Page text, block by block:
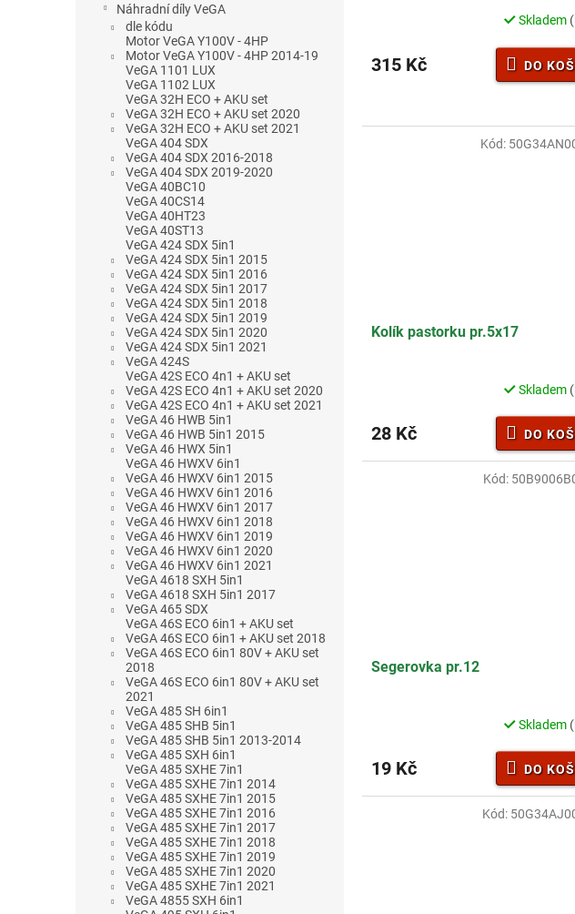
Náhradní díly VeGA
dle kódu
Motor VeGA Y100V - 4HP
Motor VeGA Y100V - 4HP 2014-19
VeGA 1101 LUX
VeGA 1102 LUX
VeGA 32H ECO + AKU set
VeGA 32H ECO + AKU set 2020
VeGA 32H ECO + AKU set 2021
VeGA 404 SDX
VeGA 404 SDX 2016-2018
VeGA 404 SDX 2019-2020
VeGA 40BC10
VeGA 40CS14
VeGA 40HT23
VeGA 40ST13
VeGA 424 SDX 5in1
VeGA 424 SDX 5in1 2015
VeGA 424 SDX 5in1 2016
VeGA 424 SDX 5in1 2017
VeGA 424 SDX 5in1 2018
VeGA 424 SDX 5in1 2019
VeGA 424 SDX 5in1 2020
VeGA 424 SDX 5in1 2021
VeGA 424S
VeGA 42S ECO 4n1 + AKU set
VeGA 42S ECO 4n1 + AKU set 2020
VeGA 42S ECO 4n1 + AKU set 2021
VeGA 46 HWB 5in1
VeGA 46 HWB 5in1 2015
VeGA 46 HWX 5in1
VeGA 46 HWXV 6in1
VeGA 46 HWXV 6in1 2015
VeGA 46 HWXV 6in1 2016
VeGA 46 HWXV 6in1 2017
VeGA 46 HWXV 6in1 2018
VeGA 46 HWXV 6in1 2019
VeGA 46 HWXV 6in1 2020
VeGA 46 HWXV 6in1 2021
VeGA 4618 SXH 5in1
VeGA 4618 SXH 5in1 2017
VeGA 465 SDX
VeGA 46S ECO 6in1 + AKU set
VeGA 46S ECO 6in1 + AKU set 2018
VeGA 46S ECO 6in1 80V + AKU set
2018
VeGA 46S ECO 6in1 80V + AKU set
2021
VeGA 485 SH 6in1
VeGA 485 SHB 5in1
VeGA 485 SHB 5in1 2013-2014
VeGA 485 SXH 6in1
VeGA 485 SXHE 7in1
VeGA 485 SXHE 7in1 2014
VeGA 485 SXHE 7in1 2015
VeGA 485 SXHE 7in1 2016
VeGA 485 SXHE 7in1 2017
VeGA 485 SXHE 7in1 2018
VeGA 485 SXHE 7in1 2019
VeGA 485 SXHE 7in1 2020
VeGA 485 SXHE 7in1 2021
VeGA 4855 SXH 6in1
produktu
je
5
Skladem
315 Kč DO
Kolík pastorku pr.5x17
Skladem
28 Kč DO
Kód:
Segerovka pr.12
Skladem
19 Kč DO
Kód:
Kód: